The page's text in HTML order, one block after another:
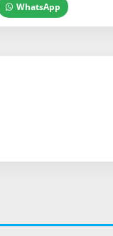
WhatsApp